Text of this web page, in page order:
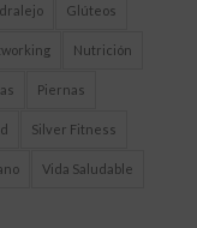
Glúteos
Nutrición
Piernas
Silver Fitness
Vida Saludable